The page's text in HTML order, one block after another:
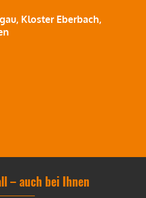
Kloster Eberbach,
– auch bei Ihnen